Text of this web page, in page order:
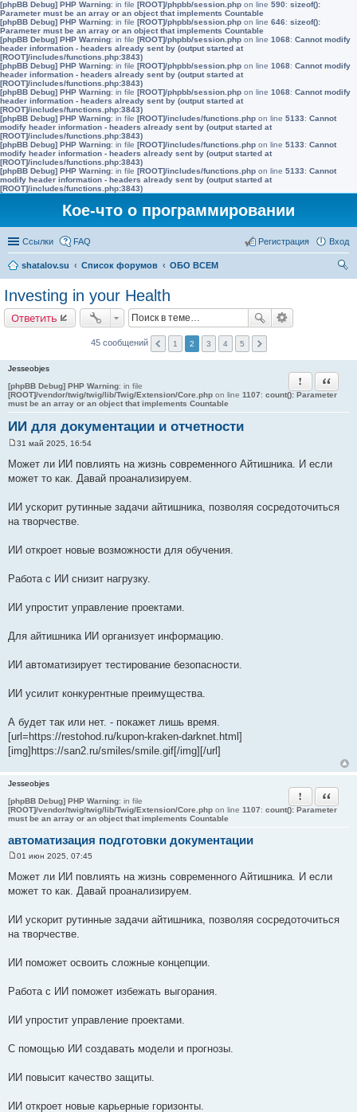
[phpBB Debug] PHP Warning: in file [ROOT]/phpbb/session.php on line 590: sizeof():
Parameter must be an array or an object that implements Countable
[phpBB Debug] PHP Warning: in file [ROOT]/phpbb/session.php on line 646: sizeof():
Parameter must be an array or an object that implements Countable
[phpBB Debug] PHP Warning: in file [ROOT]/phpbb/session.php on line 1068: Cannot modify
header information - headers already sent by (output started at
[ROOT]/includes/functions.php:3843)
[phpBB Debug] PHP Warning: in file [ROOT]/phpbb/session.php on line 1068: Cannot modify
header information - headers already sent by (output started at
[ROOT]/includes/functions.php:3843)
[phpBB Debug] PHP Warning: in file [ROOT]/phpbb/session.php on line 1068: Cannot modify
header information - headers already sent by (output started at
[ROOT]/includes/functions.php:3843)
[phpBB Debug] PHP Warning: in file [ROOT]/includes/functions.php on line 5133: Cannot
modify header information - headers already sent by (output started at
[ROOT]/includes/functions.php:3843)
[phpBB Debug] PHP Warning: in file [ROOT]/includes/functions.php on line 5133: Cannot
modify header information - headers already sent by (output started at
[ROOT]/includes/functions.php:3843)
[phpBB Debug] PHP Warning: in file [ROOT]/includes/functions.php on line 5133: Cannot
modify header information - headers already sent by (output started at
[ROOT]/includes/functions.php:3843)
Кое-что о программировании
Ссылки FAQ Вход
Регистрация
shatalov.su Список форумов
ОБО ВСЕМ
Investing in your Health
Ответить
45 сообщений 1 2 3 4 5
Jesseobjes
[phpBB Debug] PHP Warning: in file
[ROOT]/vendor/twig/twig/lib/Twig/Extension/Core.php on line 1107: count(): Parameter
must be an array or an object that implements Countable
ИИ для документации и отчетности
Цитата
о
б
н
е
31 май 2025, 16:54
Может ли ИИ повлиять на жизнь современного Айтишника. И если
может то как. Давай проанализируем.
ИИ ускорит рутинные задачи айтишника, позволяя сосредоточиться
на творчестве.
ИИ откроет новые возможности для обучения.
Работа с ИИ снизит нагрузку.
ИИ упростит управление проектами.
Для айтишника ИИ организует информацию.
ИИ автоматизирует тестирование безопасности.
ИИ усилит конкурентные преимущества.
А будет так или нет. - покажет лишь время.
[url=https://restohod.ru/kupon-kraken-darknet.html]
[img]https://san2.ru/smiles/smile.gif[/img][/url]
Jesseobjes
[phpBB Debug] PHP Warning: in file
[ROOT]/vendor/twig/twig/lib/Twig/Extension/Core.php on line 1107: count(): Parameter
must be an array or an object that implements Countable
автоматизация подготовки документации
Цитата
о
б
н
е
01 июн 2025, 07:45
Может ли ИИ повлиять на жизнь современного Айтишника. И если
может то как. Давай проанализируем.
ИИ ускорит рутинные задачи айтишника, позволяя сосредоточиться
на творчестве.
ИИ поможет освоить сложные концепции.
Работа с ИИ поможет избежать выгорания.
ИИ упростит управление проектами.
С помощью ИИ создавать модели и прогнозы.
ИИ повысит качество защиты.
ИИ откроет новые карьерные горизонты.